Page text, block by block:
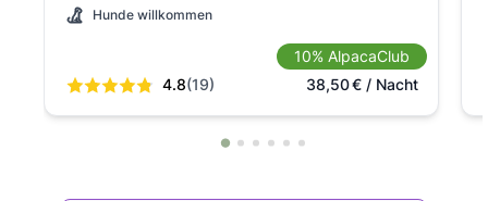
Hunde willkommen
4.8(19)
10% AlpacaClub
38,50€/ Nacht